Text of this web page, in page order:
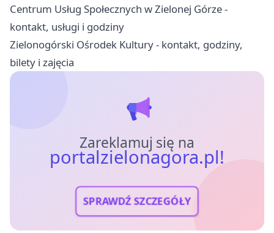
Centrum Usług Społecznych w Zielonej Górze -
kontakt, usługi i godziny
Zielonogórski Ośrodek Kultury - kontakt, godziny,
bilety i zajęcia
Zareklamuj się na
portalzielonagora.pl!
SPRAWDŹ SZCZEGÓŁY